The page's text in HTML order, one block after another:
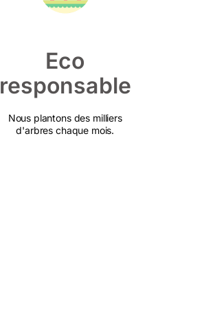
Eco
responsable
Nous plantons des milliers
d'arbres chaque mois.